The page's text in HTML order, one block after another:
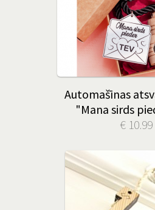
Automašīnas
"Mana sirds
€ 10.99